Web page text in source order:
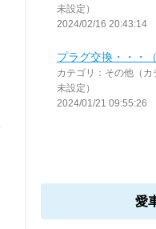
未設定）
2024/02/16 20:43:14
プラグ交換・・・（
カテゴリ：その他（カ
未設定）
2024/01/21 09:55:26
愛